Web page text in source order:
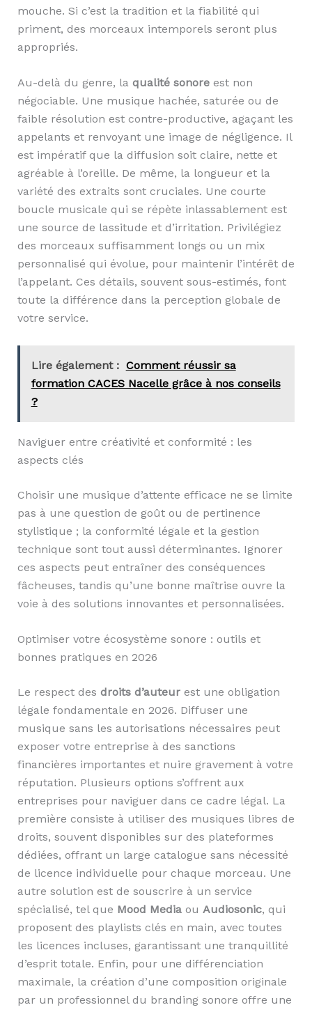
mouche. Si c’est la tradition et la fiabilité qui
priment, des morceaux intemporels seront plus
appropriés.
Au-delà du genre, la qualité sonoreest non
négociable. Une musique hachée, saturée ou de
faible résolution est contre-productive, agaçant les
appelants et renvoyant une image de négligence. Il
est impératif que la diffusion soit claire, nette et
agréable à l’oreille. De même, la longueur et la
variété des extraits sont cruciales. Une courte
boucle musicale qui se répète inlassablement est
une source de lassitude et d’irritation. Privilégiez
des morceaux suffisamment longs ou un mix
personnalisé qui évolue, pour maintenir l’intérêt de
l’appelant. Ces détails, souvent sous-estimés, font
toute la différence dans la perception globale de
votre service.
Lire également : Comment réussir sa
formation CACES Nacelle grâce à nos conseils
?
Naviguer entre créativité et conformité : les
aspects clés
Choisir une musique d’attente efficace ne se limite
pas à une question de goût ou de pertinence
stylistique ; la conformité légale et la gestion
technique sont tout aussi déterminantes. Ignorer
ces aspects peut entraîner des conséquences
fâcheuses, tandis qu’une bonne maîtrise ouvre la
voie à des solutions innovantes et personnalisées.
Optimiser votre écosystème sonore : outils et
bonnes pratiques en 2026
Le respect des droits d’auteurest une obligation
légale fondamentale en 2026. Diffuser une
musique sans les autorisations nécessaires peut
exposer votre entreprise à des sanctions
financières importantes et nuire gravement à votre
réputation. Plusieurs options s’offrent aux
entreprises pour naviguer dans ce cadre légal. La
première consiste à utiliser des musiques libres de
droits, souvent disponibles sur des plateformes
dédiées, offrant un large catalogue sans nécessité
de licence individuelle pour chaque morceau. Une
autre solution est de souscrire à un service
spécialisé, tel que Mood Mediaou Audiosonic, qui
proposent des playlists clés en main, avec toutes
les licences incluses, garantissant une tranquillité
d’esprit totale. Enfin, pour une différenciation
maximale, la création d’une composition originale
par un professionnel du branding sonore offre une